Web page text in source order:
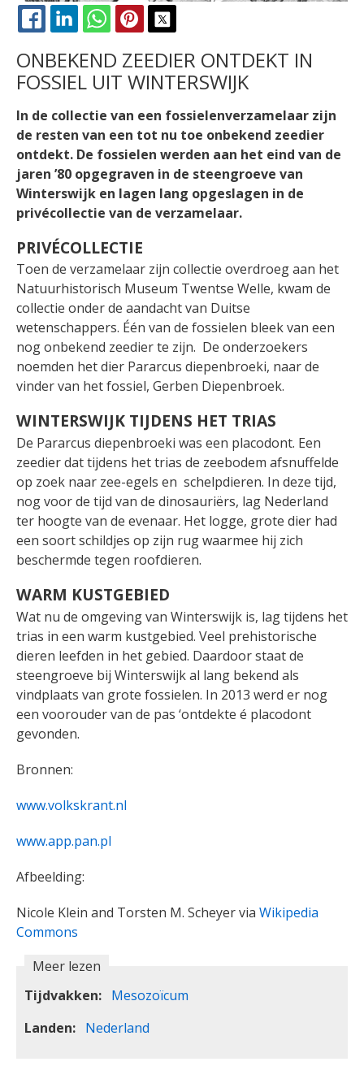
FACEBOOK
LINKEDINWHATSAPPPINTEREST
ONBEKEND ZEEDIER ONTDEKT IN
FOSSIEL UIT WINTERSWIJK
In de collectie van een fossielenverzamelaar zijn
de resten van een tot nu toe onbekend zeedier
ontdekt. De fossielen werden aan het eind van de
jaren ’80 opgegraven in de steengroeve van
Winterswijk en lagen lang opgeslagen in de
privécollectie van de verzamelaar.
PRIVÉCOLLECTIE
Toen de verzamelaar zijn collectie overdroeg aan het
Natuurhistorisch Museum Twentse Welle, kwam de
collectie onder de aandacht van Duitse
wetenschappers. Één van de fossielen bleek van een
nog onbekend zeedier te zijn. De onderzoekers
noemden het dier Pararcus diepenbroeki, naar de
vinder van het fossiel, Gerben Diepenbroek.
WINTERSWIJK TIJDENS HET TRIAS
De Pararcus diepenbroeki was een placodont. Een
zeedier dat tijdens het trias de zeebodem afsnuffelde
op zoek naar zee-egels en schelpdieren. In deze tijd,
nog voor de tijd van de dinosauriërs, lag Nederland
ter hoogte van de evenaar. Het logge, grote dier had
een soort schildjes op zijn rug waarmee hij zich
beschermde tegen roofdieren.
WARM KUSTGEBIED
Wat nu de omgeving van Winterswijk is, lag tijdens het
trias in een warm kustgebied. Veel prehistorische
dieren leefden in het gebied. Daardoor staat de
steengroeve bij Winterswijk al lang bekend als
vindplaats van grote fossielen. In 2013 werd er nog
een voorouder van de pas ‘ontdekte é placodont
gevonden.
Bronnen:
www.volkskrant.nl
www.app.pan.pl
Afbeelding:
Nicole Klein and Torsten M. Scheyer via Wikipedia
Commons
Meer lezen
Tijdvakken
Mesozoïcum
Landen
Nederland